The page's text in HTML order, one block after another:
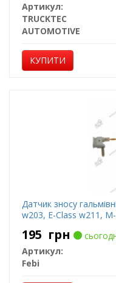
Артикул:
TRUCKTEC
AUTOMOTIVE
КУПИТИ
Датчик зносу
w203, E-Class w211,
195 грн
Артикул:
Febi